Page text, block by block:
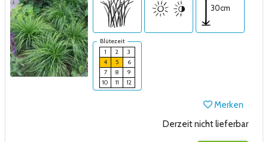
30cm
Blütezeit
1
2
3
4
5
6
7
8
9
10
11 12
Merken
Derzeit nicht lieferbar